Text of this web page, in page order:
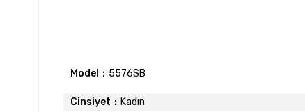
Model 5576SB
Cinsiyet Kadın